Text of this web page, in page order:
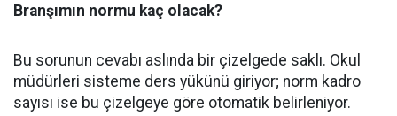
Branşımın normu kaç olacak?
Bu sorunun cevabı aslında bir çizelgede saklı. Okul
müdürleri sisteme ders yükünü giriyor; norm kadro
sayısı ise bu çizelgeye göre otomatik belirleniyor.